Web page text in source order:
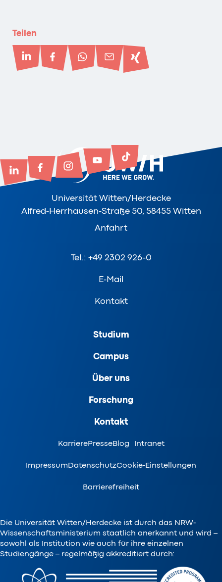
Teilen
Universität Witten/Herdecke
Alfred-Herrhausen-Straße 50, 58455 Witten
Anfahrt
Tel.: +49 2302 926-0
E-Mail
Kontakt
Studium
Campus
Über uns
Forschung
Kontakt
KarrierePresseBlog Intranet
ImpressumDatenschutzCookie-Einstellungen
Barrierefreiheit
Die Universität Witten/Herdecke ist durch das NRW-
Wissenschaftsministerium staatlich anerkannt und wird –
sowohl als Institution wie auch für ihre einzelnen
Studiengänge – regelmäßig akkreditiert durch: